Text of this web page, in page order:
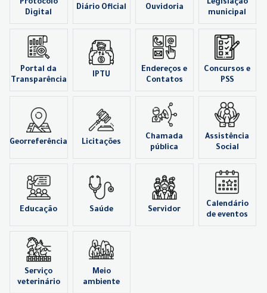
Protocolo
Digital
Diário Oficial Ouvidoria
Legislação
municipal
Portal da
Transparência
IPTU
Endereços e
Contatos
Concursos e
PSS
Georreferência Licitações
Chamada
pública
Assistência
Social
Educação Saúde Servidor
Calendário
de eventos
Serviço
veterinário
Meio
ambiente